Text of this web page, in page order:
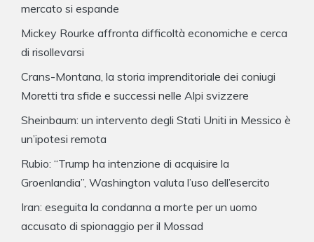
mercato si espande
Mickey Rourke affronta difficoltà economiche e cerca
di risollevarsi
Crans-Montana, la storia imprenditoriale dei coniugi
Moretti tra sfide e successi nelle Alpi svizzere
Sheinbaum: un intervento degli Stati Uniti in Messico è
un’ipotesi remota
Rubio: “Trump ha intenzione di acquisire la
Groenlandia”, Washington valuta l’uso dell’esercito
Iran: eseguita la condanna a morte per un uomo
accusato di spionaggio per il Mossad